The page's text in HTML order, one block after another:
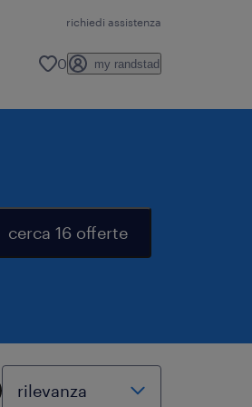
richiedi assistenza
0 my randstad
cerca 16 offerte